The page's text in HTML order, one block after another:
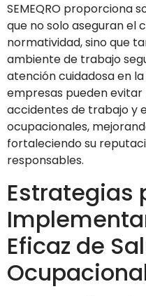
SEMEQRO proporciona
que no solo aseguran el
normatividad, sino que
ambiente de trabajo
atención cuidadosa en
empresas pueden evitar
accidentes de trabajo y
ocupacionales,
fortaleciendo su
responsables.
Estrategias
Eficaz de